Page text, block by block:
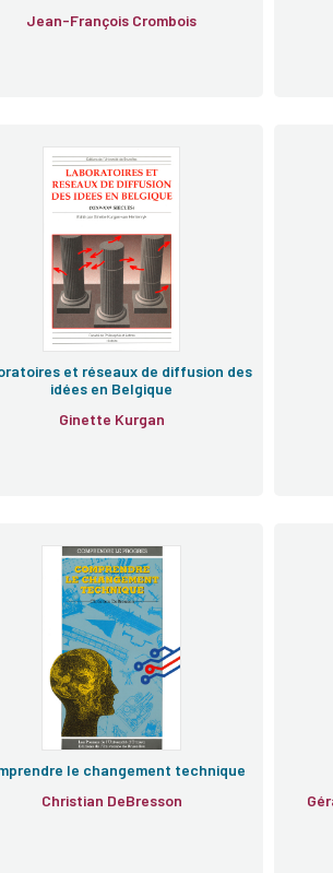
Jean-François Crombois
et réseaux de diffusion des
idées en Belgique
Ginette Kurgan
le changement technique
Christian DeBresson